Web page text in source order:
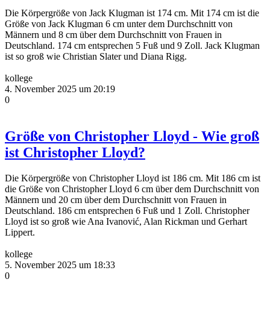
Die Körpergröße von Jack Klugman ist 174 cm. Mit 174 cm ist die
Größe von Jack Klugman 6 cm unter dem Durchschnitt von
Männern und 8 cm über dem Durchschnitt von Frauen in
Deutschland. 174 cm entsprechen 5 Fuß und 9 Zoll. Jack Klugman
ist so groß wie Christian Slater und Diana Rigg.
kollege
4. November 2025 um 20:19
0
Größe von Christopher Lloyd - Wie groß
ist Christopher Lloyd?
Die Körpergröße von Christopher Lloyd ist 186 cm. Mit 186 cm ist
die Größe von Christopher Lloyd 6 cm über dem Durchschnitt von
Männern und 20 cm über dem Durchschnitt von Frauen in
Deutschland. 186 cm entsprechen 6 Fuß und 1 Zoll. Christopher
Lloyd ist so groß wie Ana Ivanović, Alan Rickman und Gerhart
Lippert.
kollege
5. November 2025 um 18:33
0